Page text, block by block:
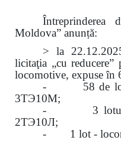
Întreprinderea
Moldova” anunță:
> la
licitaţia „cu
locomotive, expuse în
- 58 de loturi
3ТЭ10М;
- 3 loturi -
2ТЭ10Л;
- 1 lot -